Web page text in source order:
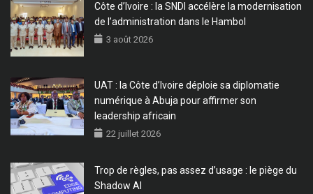
Côte d’Ivoire : la SNDI accélère la modernisation
de l’administration dans le Hambol
3 août 2026
UAT : la Côte d’Ivoire déploie sa diplomatie
numérique à Abuja pour affirmer son
leadership africain
22 juillet 2026
Trop de règles, pas assez d’usage : le piège du
Shadow AI